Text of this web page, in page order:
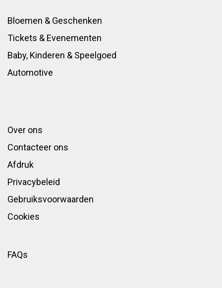
Bloemen & Geschenken
Tickets & Evenementen
Baby, Kinderen & Speelgoed
Automotive
Over ons
Contacteer ons
Afdruk
Privacybeleid
Gebruiksvoorwaarden
Cookies
FAQs